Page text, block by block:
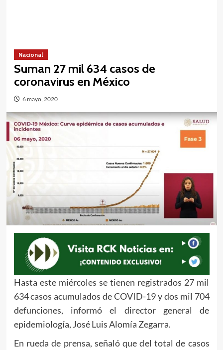
Nacional
Suman 27 mil 634 casos de
coronavirus en México
6 mayo, 2020
Hasta este miércoles se tienen registrados 27 mil
634 casos acumulados de COVID-19 y dos mil 704
defunciones, informó el director general de
epidemiología, José Luis Alomía Zegarra.
En rueda de prensa, señaló que del total de casos